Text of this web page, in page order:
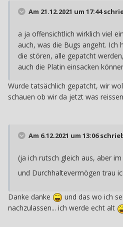
Am 21.12.2021 um 17:44
a ja offensichtlich wirklich viel
auch, was die Bugs angeht. Ich
die stören, alle gepatcht
auch die Platin einsacken
Wurde tatsächlich gepatcht, wir
schauen ob wir da jetzt was
Am 6.12.2021 um 13:06
(ja ich rutsch gleich aus, aber
und Durchhaltevermögen trau
Danke danke
und das wo ich
nachzulassen... ich werde echt alt